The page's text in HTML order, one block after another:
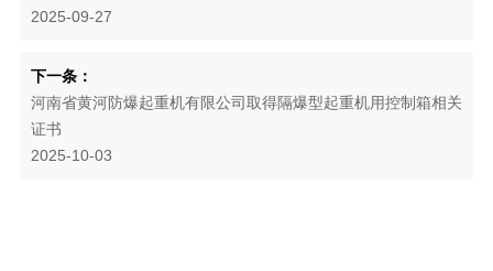
2025-09-27
下一条：
河南省黄河防爆起重机有限公司取得隔爆型起重机用控制箱相关
证书
2025-10-03